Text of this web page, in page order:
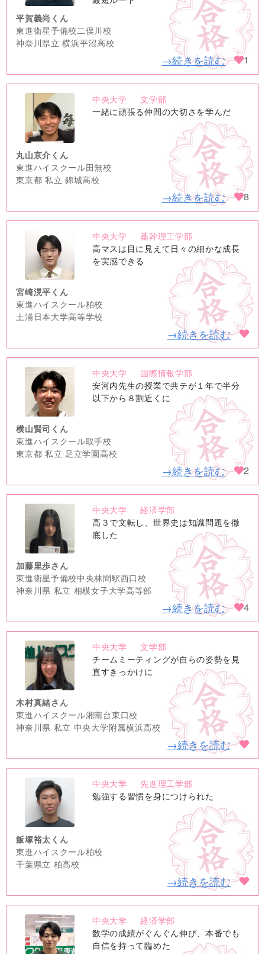
平賀義尚くん
東進衛星予備校二俣川校
神奈川県立 横浜平沼高校
→続きを読む 1
no
image
中央大学
文学部
一緒に頑張る仲間の大切さを学んだ
丸山京介くん
東進ハイスクール田無校
東京都 私立 錦城高校
→続きを読む 8
no
image
中央大学
基幹理工学部
高マスは目に見えて日々の細かな成長
を実感できる
宮崎滉平くん
東進ハイスクール柏校
土浦日本大学高等学校
→続きを読む
no
image
中央大学
国際情報学部
安河内先生の授業で共テが１年で半分
以下から８割近くに
横山賢司くん
東進ハイスクール取手校
東京都 私立 足立学園高校
→続きを読む 2
no
image
中央大学
経済学部
高３で文転し、世界史は知識問題を徹
底した
加藤里歩さん
東進衛星予備校中央林間駅西口校
神奈川県 私立 相模女子大学高等部
→続きを読む 4
no
image
中央大学
文学部
チームミーティングが自らの姿勢を見
直すきっかけに
木村真緒さん
東進ハイスクール湘南台東口校
神奈川県 私立 中央大学附属横浜高校
→続きを読む
no
image
中央大学
先進理工学部
勉強する習慣を身につけられた
飯塚裕太くん
東進ハイスクール柏校
千葉県立 柏高校
→続きを読む
no
image
中央大学
経済学部
数学の成績がぐんぐん伸び、本番でも
自信を持って臨めた